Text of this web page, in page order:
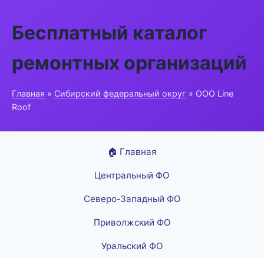
Бесплатный каталог
ремонтных организаций
Главная » Сибирский федеральный округ » ООО Line
Roof
🏠 Главная
Центральный ФО
Северо-Западный ФО
Приволжский ФО
Уральский ФО